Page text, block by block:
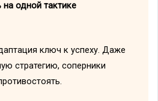
на одной тактике
ключ к успеху. Даже
стратегию, соперники